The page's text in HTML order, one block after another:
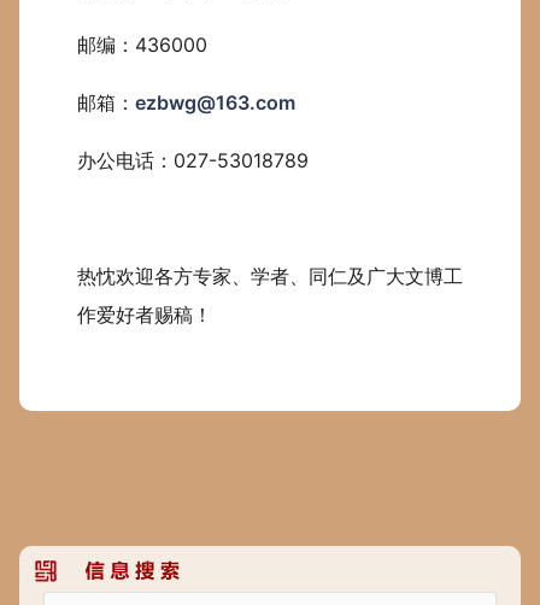
邮编：436000
邮箱： ezbwg@163.com
办公电话：027-53018789
热忱欢迎各方专家、学者、同仁及广大文博工
作爱好者赐稿！